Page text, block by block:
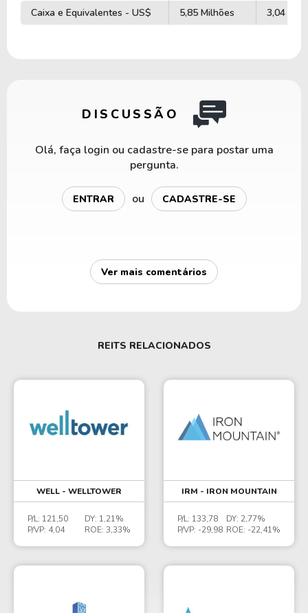
Caixa e Equivalentes - US$
5,85 Milhões 3,04
DISCUSSÃO
Olá, faça login ou cadastre-se para postar uma
pergunta.
ENTRAR ou CADASTRE-SE
Ver mais comentários
REITS RELACIONADOS
WELL - WELLTOWER
P/L: 121,50
P/VP: 4,04
DY: 1,21%
ROE: 3,33%
IRM - IRON MOUNTAIN
P/L: 133,78
P/VP: -29,98
DY: 2,77%
ROE: -22,41%